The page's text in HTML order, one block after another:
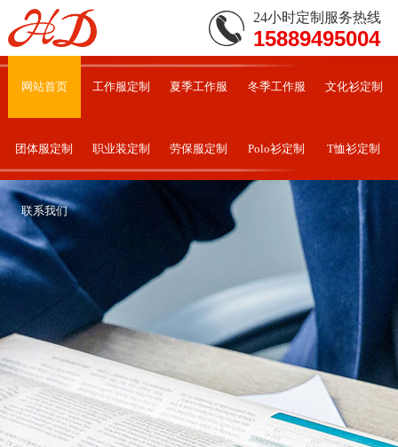
24小时定制服务热线
15889495004
网站首页 工作服定制 夏季工作服 冬季工作服 文化衫定制
团体服定制 职业装定制 劳保服定制 Polo衫定制 T恤衫定制
联系我们